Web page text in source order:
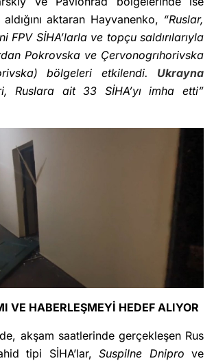
aldığını aktaran Hayvanenko, “Ruslar,
FPV SİHA’larla ve topçu saldırılarıyla
Pokrovska ve Çervonogrıhorivska
bölgeleri etkilendi. Ukrayna
Ruslara ait 33 SİHA’yı imha etti”
VE HABERLEŞMEYİ HEDEF ALIYOR
akşam saatlerinde gerçekleşen Rus
tipi SİHA’lar, Suspilne Dnipro ve